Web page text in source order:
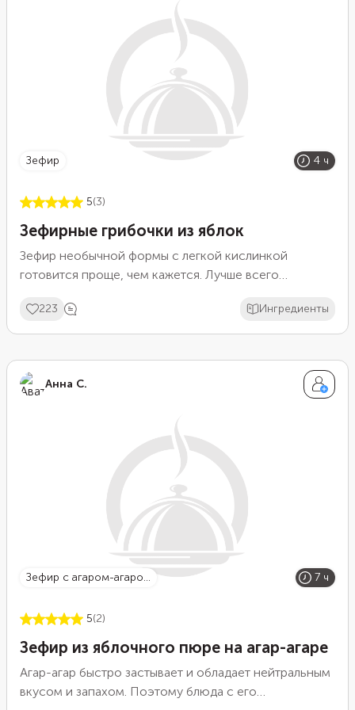
зефир 4 ч
5(3)
Зефирные грибочки из яблок
Зефир необычной формы с легкой кислинкой
готовится проще, чем кажется. Лучше всего
венчика будет тяжело добиться нужной
консистенции. С сахарным сиропом нужно работать
вознаграждены оригинальным десертом в форме
лесных грибов. Вкусно и необычно!
223 Ингредиенты
Анна С.
зефир с агаром-агаро... 7 ч
5(2)
Зефир из яблочного пюре на агар-агаре
Агар-агар быстро застывает и обладает нейтральным
вкусом и запахом. Поэтому блюда с его